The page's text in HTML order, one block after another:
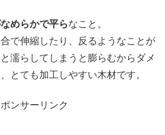
めらかで平らなこと。
で伸縮したり、反るようなことが
濡らしてしまうと膨らむからダメ
とても加工しやすい木材です。
ンサーリンク